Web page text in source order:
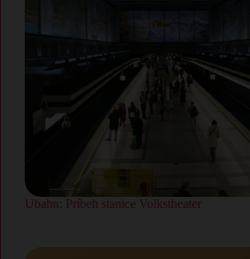
Ubahn: Príbeh stanice Volkstheater